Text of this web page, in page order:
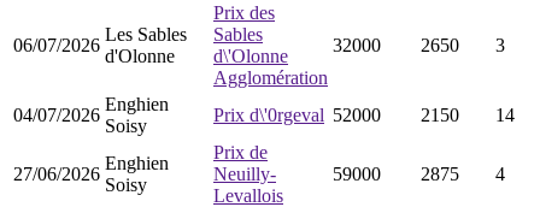
06/07/2026
Les Sables
d'Olonne
Prix des
Sables
d\'Olonne
Agglomération
32000 2650 3
04/07/2026
Enghien
Soisy
Prix d\'0rgeval 52000 2150 14
27/06/2026
Enghien
Soisy
Prix de
Neuilly-
Levallois
59000 2875 4